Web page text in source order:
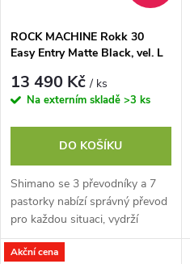
ROCK MACHINE Rokk 30
Easy Entry Matte Black, vel. L
13 490 Kč/ ks
Na externím skladě >3 ks
DO KOŠÍKU
Shimano se 3 převodníky a 7
pastorky nabízí správný převod
pro každou situaci, vydrží
dlouho správně fungovat bez
zásahu mechanika a až nastane
Akční cena